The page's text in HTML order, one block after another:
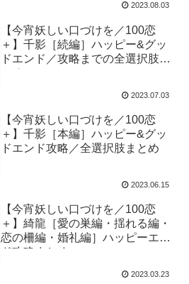
2023.08.03
【今宵妖しい口づけを／100恋
＋】千影［続編］ハッピー&グッ
ドエンド／攻略までの全選択肢ま
とめ
2023.07.03
【今宵妖しい口づけを／100恋
＋】千影［本編］ハッピー&グッ
ドエンド攻略／全選択肢まとめ
2023.06.15
【今宵妖しい口づけを／100恋
＋】綺龍［愛の巣編・揺れる編・
恋の柵編・婚礼編］ハッピーエン
ド攻略まとめ
2023.03.23